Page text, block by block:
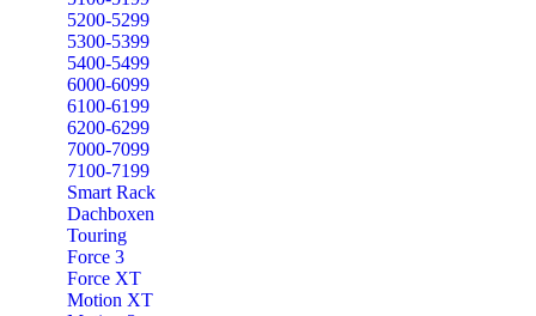
5200-5299
5300-5399
5400-5499
6000-6099
6100-6199
6200-6299
7000-7099
7100-7199
Smart Rack
Dachboxen
Touring
Force 3
Force XT
Motion XT